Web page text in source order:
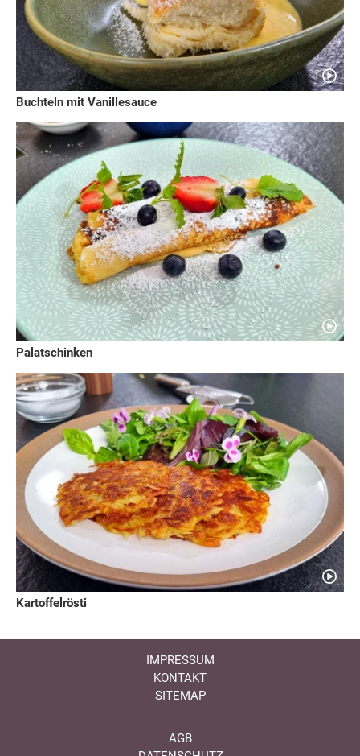
Buchteln mit Vanillesauce
Palatschinken
Kartoffelrösti
IMPRESSUM
KONTAKT
SITEMAP
AGB